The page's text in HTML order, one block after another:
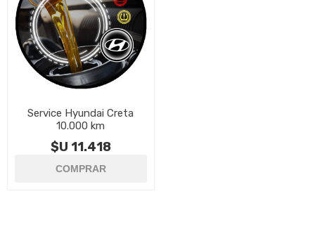
Service Hyundai Creta
10.000 km
$U 11.418